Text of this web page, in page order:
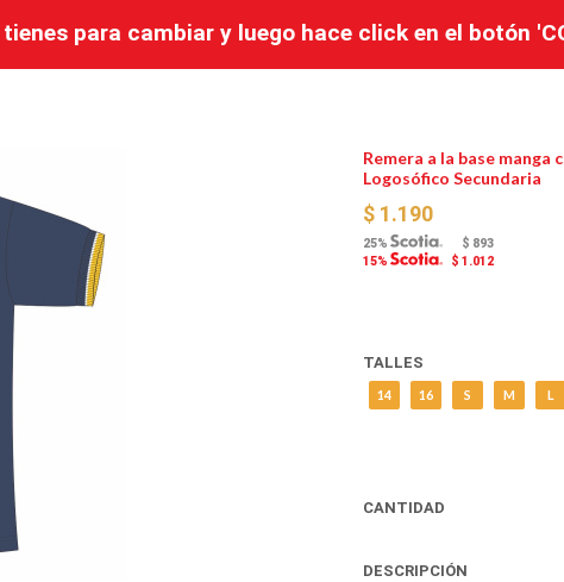
para cambiar y luego hace click en el botón
Remera a la base manga
Logosófico Secundaria
$ 1.190
25%
$ 893
15%
$ 1.012
TALLES
14 16 S M L
CANTIDAD
DESCRIPCIÓN